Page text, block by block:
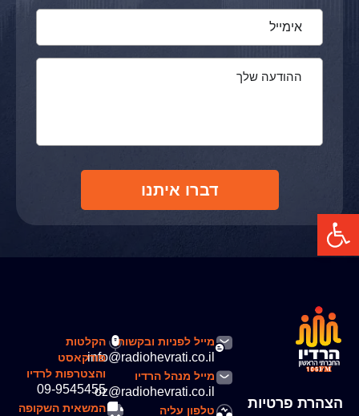
פתח סרגל נגישות
דברו איתנו
הצהרת פרטיות
info@radiohevrati.co.il
מייל לפניות ובקשות
oz@radiohevrati.co.il
מייל מנהל הרדיו
טלפון עליה
09-9545455
הקלטות
פודקאסט
והצטרפות לרדיו
המשאית השקופה